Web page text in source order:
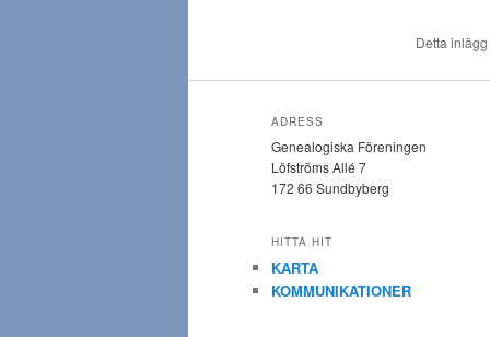
Detta
ADRESS
Genealogiska Föreningen
Löfströms Allé 7
172 66 Sundbyberg
HITTA HIT
KARTA
KOMMUNIKATIONER